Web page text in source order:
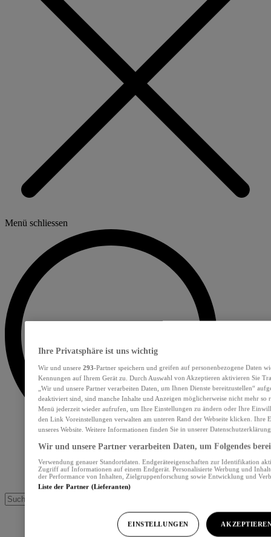
Menü schliessen
Ihre Privatsphäre ist uns wichtig
Wir und unsere 293-Partner speichern und greifen auf personenbezogene Daten
Kennungen auf Ihrem Gerät zu. Durch Auswahl von Akzeptieren aktivieren Sie
„Wir und unsere Partner verarbeiten Daten, um Ihnen Dienste bereitzustellen“
deaktiviert sind, sind manche Inhalte und Anzeigen möglicherweise nicht mehr so
Menü jederzeit wieder aufrufen, um Ihre Einstellungen zu ändern oder Ihre
den Link Voreinstellungen verwalten am unteren Rand der Webseite klicken. Ihre
unseres Website. Weitere Informationen finden Sie in unserer
Wir und unsere Partner verarbeiten Daten, um Folgendes
Verwendung genauer Standortdaten. Endgeräteeigenschaften zur Identifikation
Zugriff auf Informationen auf einem Endgerät. Personalisierte Werbung und
der Performance von Inhalten, Zielgruppenforschung sowie Entwicklung und
Liste der Partner (Lieferanten)
EINSTELLUNGEN